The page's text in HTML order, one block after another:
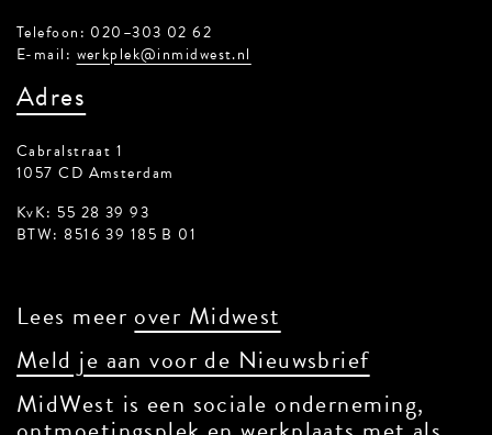
Telefoon: 020–303 02 62
E-mail: werkplek@inmidwest.nl
Adres
Cabralstraat 1
1057 CD Amsterdam
KvK: 55 28 39 93
BTW: 8516 39 185 B 01
Lees meer over Midwest
Meld je aan voor de Nieuwsbrief
MidWest is een sociale onderneming,